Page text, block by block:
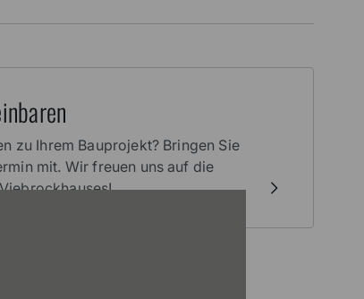
zu Ihrem Bauprojekt? Bringen Sie
mit. Wir freuen uns auf die